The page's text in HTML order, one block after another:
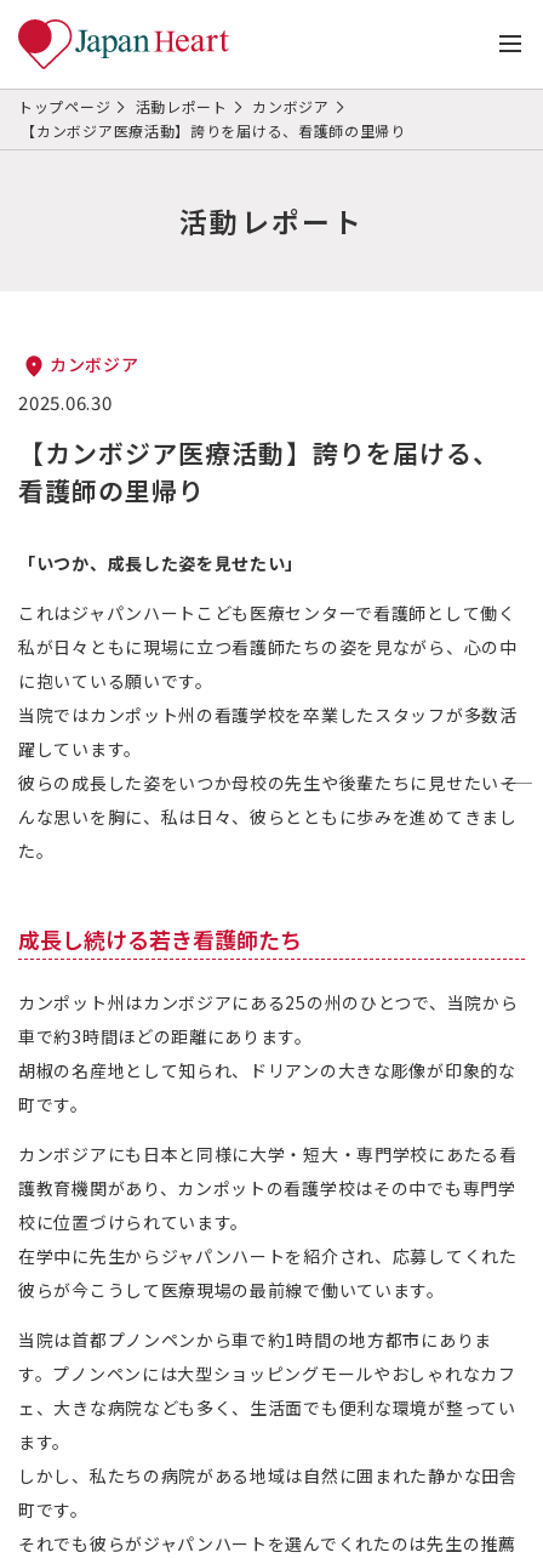
トップページ 活動レポート
カンボジア
【カンボジア医療活動】誇りを届ける、看護師の里帰り
活動レポート
カンボジア
2025.06.30
【カンボジア医療活動】誇りを届ける、
看護師の里帰り
「いつか、成長した姿を見せたい」
これはジャパンハートこども医療センターで看護師として働く
私が日々ともに現場に立つ看護師たちの姿を見ながら、心の中
に抱いている願いです。
当院ではカンポット州の看護学校を卒業したスタッフが多数活
躍しています。
彼らの成長した姿をいつか母校の先生や後輩たちに見せたい――そ
んな思いを胸に、私は日々、彼らとともに歩みを進めてきまし
た。
成長し続ける若き看護師たち
カンポット州はカンボジアにある25の州のひとつで、当院から
車で約3時間ほどの距離にあります。
胡椒の名産地として知られ、ドリアンの大きな彫像が印象的な
町です。
カンボジアにも日本と同様に大学・短大・専門学校にあたる看
護教育機関があり、カンポットの看護学校はその中でも専門学
校に位置づけられています。
在学中に先生からジャパンハートを紹介され、応募してくれた
彼らが今こうして医療現場の最前線で働いています。
当院は首都プノンペンから車で約1時間の地方都市にありま
す。プノンペンには大型ショッピングモールやおしゃれなカフ
ェ、大きな病院なども多く、生活面でも便利な環境が整ってい
ます。
しかし、私たちの病院がある地域は自然に囲まれた静かな田舎
町です。
それでも彼らがジャパンハートを選んでくれたのは先生の推薦